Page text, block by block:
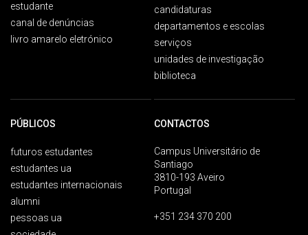
estudante
canal de denúncias
livro amarelo eletrónico
candidaturas
departamentos e escolas
serviços
unidades de investigação
biblioteca
PÚBLICOS
futuros estudantes
estudantes ua
estudantes internacionais
alumni
pessoas ua
CONTACTOS
Campus Universitário de
Santiago
3810-193 Aveiro
Portugal
+351 234 370 200